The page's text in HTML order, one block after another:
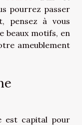
pourrez passer
pensez à vous
beaux motifs, en
ameublement
est capital pour